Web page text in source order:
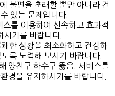
불편을 초래할 뿐만 아니라 건
있는 문제입니다.
를 이용하여 신속하고 효과적
시기를 바랍니다.
한 상황을 최소화하고 건강하
록 노력해 보시기 바랍니다.
양천구 하수구 뚫음. 서비스를
경을 유지하시기를 바랍니다.